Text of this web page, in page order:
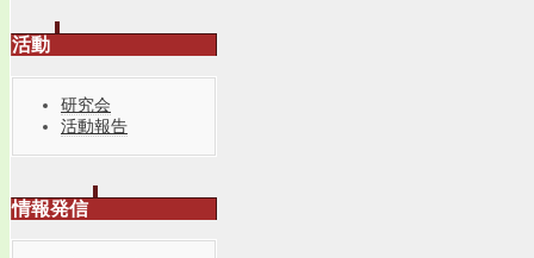
活動
研究会
活動報告
情報発信